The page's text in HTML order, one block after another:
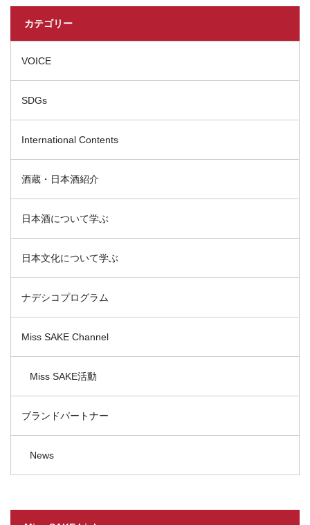
カテゴリー
VOICE
SDGs
International Contents
酒蔵・日本酒紹介
日本酒について学ぶ
日本文化について学ぶ
ナデシコプログラム
Miss SAKE Channel
Miss SAKE活動
ブランドパートナー
News